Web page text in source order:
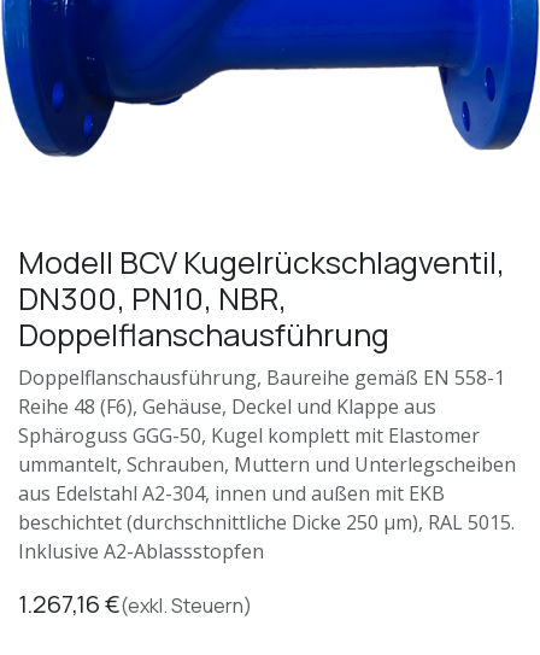
Modell BCV Kugelrückschlagventil,
DN300, PN10, NBR,
Doppelflanschausführung
Doppelflanschausführung, Baureihe gemäß EN 558-1
Reihe 48 (F6), Gehäuse, Deckel und Klappe aus
Sphäroguss GGG-50, Kugel komplett mit Elastomer
ummantelt, Schrauben, Muttern und Unterlegscheiben
aus Edelstahl A2-304, innen und außen mit EKB
beschichtet (durchschnittliche Dicke 250 μm), RAL 5015.
Inklusive A2-Ablassstopfen
1.267,16€(exkl. Steuern)